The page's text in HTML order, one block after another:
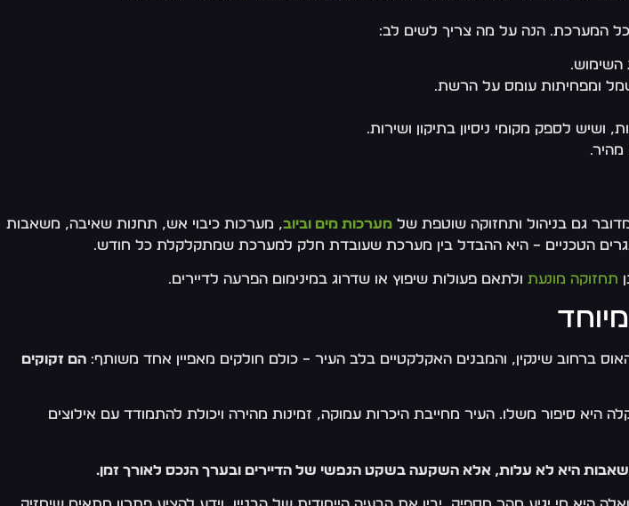
המערכת. הנה על מה צריך לשים לב:
השימוש.
לספק מקומי ניסיון בתיקון ושירות.
מהיר.
גם בניהול ותחזוקה שוטפת של מערכות מים וביוב, מערכות כיבוי אש, תחנות שאיבה, משאבות
הטכניים – היא ההבדל בין מערכת שעובדת חלק למערכת שמתקלקלת כל חודש.
תחזוקה מונעת ולתאם פעולות שיפוץ או שדרוג במינימום הפרעה לדיירים.
ברחוב שינקין, והמבנים האקלקטיים בלב העיר – כולם חולקים מאפיין אחד משותף: הם זקוקים
היא סיפור משלו. העיר מחייבת היכרות עמוקה, זמינות מהירה ויכולת להתמודד עם אילוצים
היא לא עלות, אלא השקעה בשקט הנפשי של הדיירים ובערך הנכס לאורך זמן.